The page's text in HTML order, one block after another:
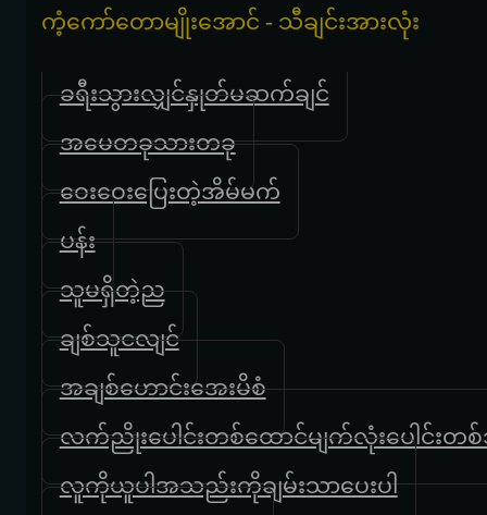
ကံ့ကော်တောမျိုးအောင် - သီချင်းအားလုံး
ခရီးသွားလျှင်နှုတ်မဆက်ချင်
အမေတခုသားတခု
ဝေးဝေးပြေးတဲ့အိမ်မက်
ပန်း
သူမရှိတဲ့ည
ချစ်သူငလျင်
အချစ်ဟောင်းအေးမိစံ
လက်ညိုးပေါင်းတစ်ထောင်မျက်လုံးပေါင်းတစ်
လူကိုယူပါအသည်းကိုချမ်းသာပေးပါ